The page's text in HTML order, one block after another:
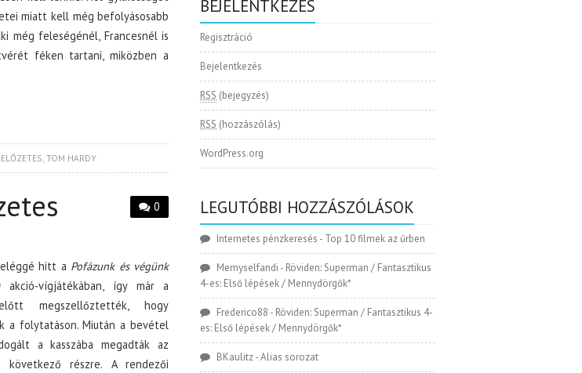
miatt kell még befolyásosabb
még feleségénél, Francesnél is
féken tartani, miközben a
, TOM HARDY
0
hitt a Pofázunk és végünk
akció-vígjátékában, így már a
megszellőztették, hogy
a folytatáson. Miután a bevétel
a kasszába megadták az
következő részre. A rendezői
BEJELENTKEZÉS
Regisztráció
Bejelentkezés
RSS (bejegyzés)
RSS (hozzászólás)
WordPress.org
LEGUTÓBBI HOZZÁSZÓLÁSOK
Internetes pénzkeresés - Top 10 filmek az űrben
Memyselfandi - Röviden: Superman / Fantasztikus
4-es: Első lépések / Mennydörgők*
Frederico88 - Röviden: Superman / Fantasztikus 4-
es: Első lépések / Mennydörgők*
BKaulitz-Alias sorozat